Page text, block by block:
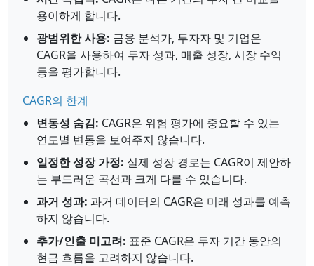
용이하게 합니다.
광범위한 사용: 금융 분석가, 투자자 및 기업은
CAGR을 사용하여 투자 성과, 매출 성장, 시장 수익
등을 평가합니다.
CAGR의 한계
변동성 숨김: CAGR은 위험 평가에 중요할 수 있는
연도별 변동을 보여주지 않습니다.
일정한 성장 가정: 실제 성장 경로는 CAGR이 제안하
는 부드러운 곡선과 크게 다를 수 있습니다.
과거 성과: 과거 데이터의 CAGR은 미래 성과를 예측
하지 않습니다.
추가/인출 미고려: 표준 CAGR은 투자 기간 동안의
현금 흐름을 고려하지 않습니다.